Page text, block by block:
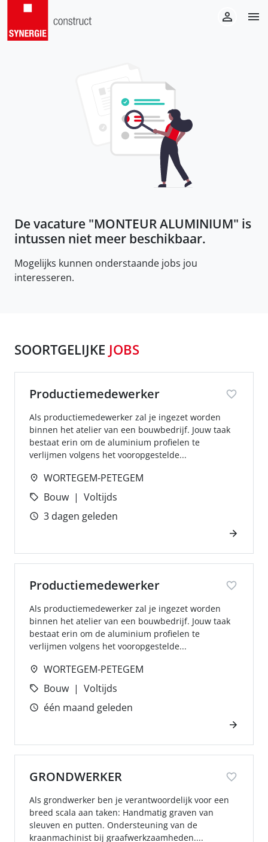
De vacature "MONTEUR ALUMINIUM" is
intussen niet meer beschikbaar.
Mogelijks kunnen onderstaande jobs jou
interesseren.
SOORTGELIJKE JOBS
Productiemedewerker
Als productiemedewerker zal je ingezet worden
binnen het atelier van een bouwbedrijf. Jouw taak
bestaat erin om de aluminium profielen te
verlijmen volgens het vooropgestelde...
WORTEGEM-PETEGEM
Bouw
Voltijds
3 dagen geleden
Productiemedewerker
Als productiemedewerker zal je ingezet worden
binnen het atelier van een bouwbedrijf. Jouw taak
bestaat erin om de aluminium profielen te
verlijmen volgens het vooropgestelde...
WORTEGEM-PETEGEM
Bouw
Voltijds
één maand geleden
GRONDWERKER
Als grondwerker ben je verantwoordelijk voor een
breed scala aan taken: Handmatig graven van
sleuven en putten. Ondersteuning van de
kraanmachinist bij graafwerkzaamheden....